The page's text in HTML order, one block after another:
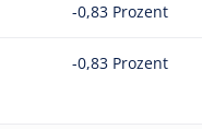
-0,83 Prozent
-0,83 Prozent